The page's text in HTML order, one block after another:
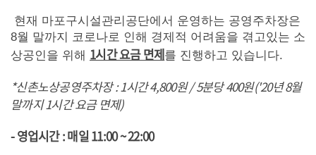
현재 마포구시설관리공단에서 운영하는 공영주차장은
8월 말까지 코로나로 인해 경제적 어려움을 겪고있는 소
상공인을 위해 1시간 요금 면제를 진행하고 있습니다.
*신촌노상공영주차장 : 1시간 4,800원 / 5분당 400원('20년 8월
말까지 1시간 요금 면제)
- 영업시간 : 매일 11:00 ~ 22:00